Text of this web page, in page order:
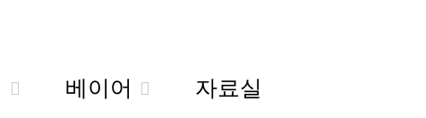
베이어 자료실